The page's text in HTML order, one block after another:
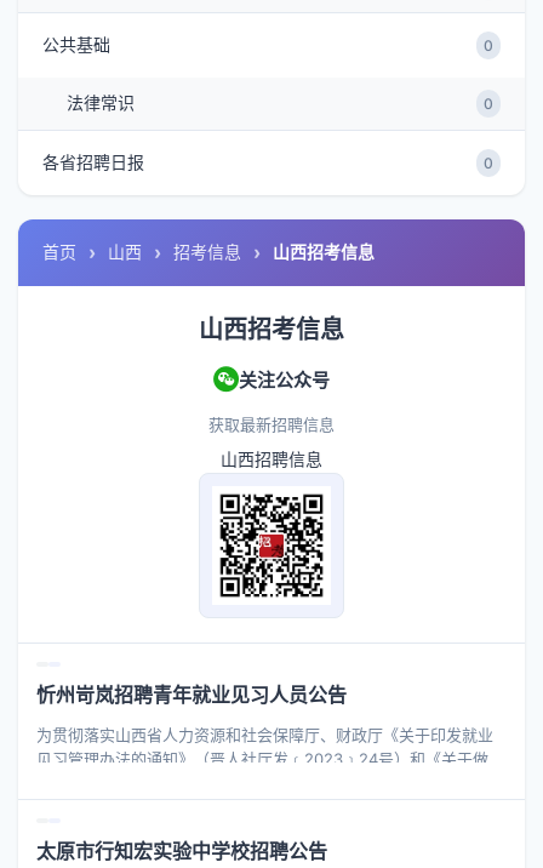
首页 山西 招考信息 山西招考信息
山西招考信息
关注公众号
获取最新招聘信息
山西招聘信息
忻州岢岚招聘青年就业见习人员公告
为贯彻落实山西省人力资源和社会保障厅、财政厅《关于印发就业
见习管理办法的通知》（晋人社厅发﹝2023﹞24号）和《关于做好
〔2026〕52号）文件要求，为进一步做好我县2026年青年就业见
2年内未就业或就业转失业的高校毕业生和中职毕业生；16-24岁的
太原市行知宏实验中学校招聘公告
公共基础 0
法律常识 0
各省招聘日报 0